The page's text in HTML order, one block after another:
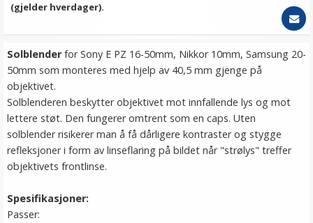
(gjelder hverdager).
Solblender for Sony E PZ 16-50mm, Nikkor 10mm, Samsung 20-
50mm som monteres med hjelp av 40,5 mm gjenge på
objektivet.
Solblenderen beskytter objektivet mot innfallende lys og mot
lettere støt. Den fungerer omtrent som en caps. Uten
solblender risikerer man å få dårligere kontraster og stygge
refleksjoner i form av linseflaring på bildet når "strølys" treffer
objektivets frontlinse.
Spesifikasjoner:
Passer: